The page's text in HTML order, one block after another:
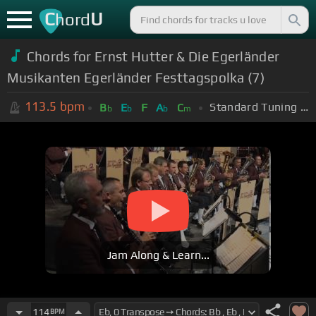
ChordU
Chords for Ernst Hutter & Die Egerländer
Musikanten Egerländer Festtagspolka (7)
113.5 bpm Bb Eb F Ab Cm Standard Tuning (EADGBE)
Jam Along & Learn...
114BPM